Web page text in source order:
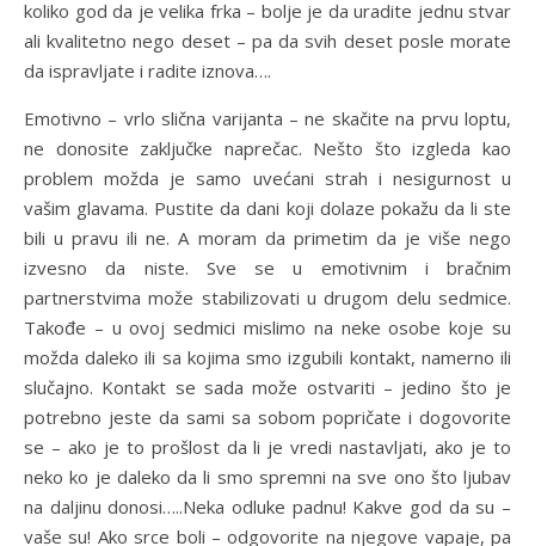
koliko god da je velika frka – bolje je da uradite jednu stvar
ali kvalitetno nego deset – pa da svih deset posle morate
da ispravljate i radite iznova….
Emotivno – vrlo slična varijanta – ne skačite na prvu loptu,
ne donosite zaključke naprečac. Nešto što izgleda kao
problem možda je samo uvećani strah i nesigurnost u
vašim glavama. Pustite da dani koji dolaze pokažu da li ste
bili u pravu ili ne. A moram da primetim da je više nego
izvesno da niste. Sve se u emotivnim i bračnim
partnerstvima može stabilizovati u drugom delu sedmice.
Takođe – u ovoj sedmici mislimo na neke osobe koje su
možda daleko ili sa kojima smo izgubili kontakt, namerno ili
slučajno. Kontakt se sada može ostvariti – jedino što je
potrebno jeste da sami sa sobom popričate i dogovorite
se – ako je to prošlost da li je vredi nastavljati, ako je to
neko ko je daleko da li smo spremni na sve ono što ljubav
na daljinu donosi…..Neka odluke padnu! Kakve god da su –
vaše su! Ako srce boli – odgovorite na njegove vapaje, pa